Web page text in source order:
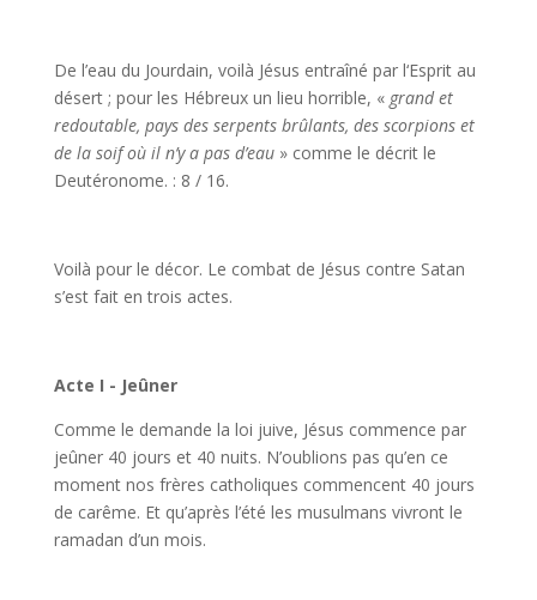
De l’eau du Jourdain, voilà Jésus entraîné par l‘Esprit au
désert ; pour les Hébreux un lieu horrible, « grand et
redoutable, pays des serpents brûlants, des scorpions et
de la soif où il n’y a pas d’eau» comme le décrit le
Deutéronome. : 8 / 16.
Voilà pour le décor. Le combat de Jésus contre Satan
s’est fait en trois actes.
Acte I - Jeûner
Comme le demande la loi juive, Jésus commence par
jeûner 40 jours et 40 nuits. N’oublions pas qu’en ce
moment nos frères catholiques commencent 40 jours
de carême. Et qu’après l’été les musulmans vivront le
ramadan d’un mois.